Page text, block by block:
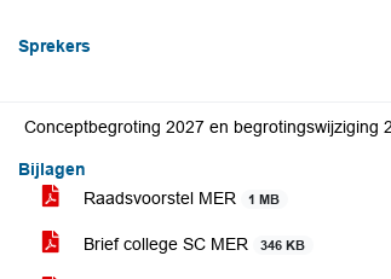
Sprekers
Conceptbegroting 2027 en begrotingswijziging
Bijlagen
Raadsvoorstel MER
1 MB
Brief college SC MER 346 KB